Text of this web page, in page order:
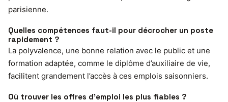
parisienne.
Quelles compétences faut-il pour décrocher un poste
rapidement ?
La polyvalence, une bonne relation avec le public et une
formation adaptée, comme le diplôme d’auxiliaire de vie,
facilitent grandement l’accès à ces emplois saisonniers.
Où trouver les offres d’emploi les plus fiables ?